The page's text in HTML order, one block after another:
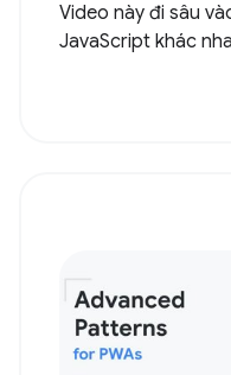
Video này đi sâu
JavaScript khác